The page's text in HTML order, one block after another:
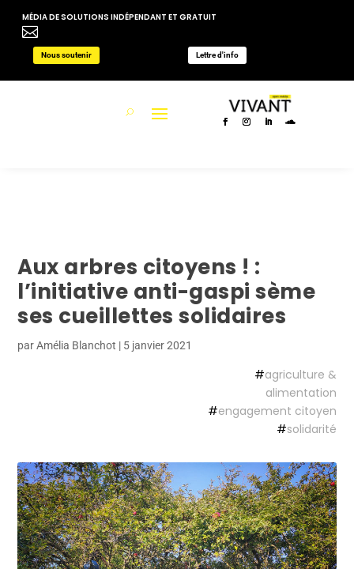
MÉDIA DE SOLUTIONS INDÉPENDANT ET GRATUIT

Nous soutenir Lettre d'info
Aux arbres citoyens ! :
l’initiative anti-gaspi sème
ses cueillettes solidaires
parAmélia Blanchot | 5 janvier 2021
#agriculture &
alimentation
#engagement citoyen
#solidarité